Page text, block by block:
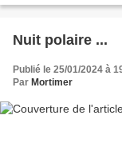
Nuit polaire ...
Publié le 25/01/2024 à
Par Mortimer